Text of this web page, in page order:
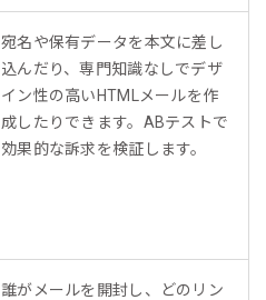
宛名や保有データを本文に差し
込んだり、専門知識なしでデザ
イン性の高いHTMLメールを作
成したりできます。ABテストで
効果的な訴求を検証します。
誰がメールを開封し、どのリン